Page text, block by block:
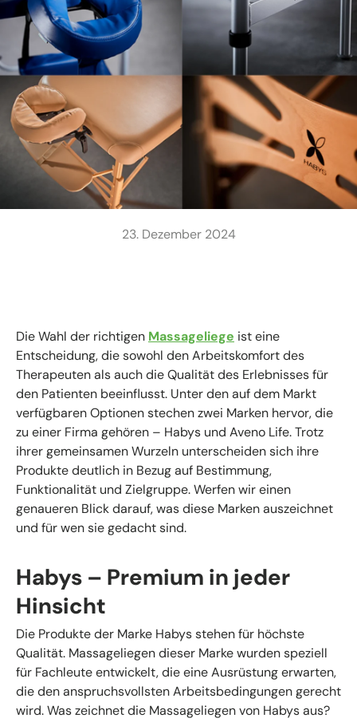
23. Dezember 2024
Die Wahl der richtigen Massageliege ist eine
Entscheidung, die sowohl den Arbeitskomfort des
Therapeuten als auch die Qualität des Erlebnisses für
den Patienten beeinflusst. Unter den auf dem Markt
verfügbaren Optionen stechen zwei Marken hervor, die
zu einer Firma gehören – Habys und Aveno Life. Trotz
ihrer gemeinsamen Wurzeln unterscheiden sich ihre
Produkte deutlich in Bezug auf Bestimmung,
Funktionalität und Zielgruppe. Werfen wir einen
genaueren Blick darauf, was diese Marken auszeichnet
und für wen sie gedacht sind.
Habys – Premium in jeder
Hinsicht
Die Produkte der Marke Habys stehen für höchste
Qualität. Massageliegen dieser Marke wurden speziell
für Fachleute entwickelt, die eine Ausrüstung erwarten,
die den anspruchsvollsten Arbeitsbedingungen gerecht
wird. Was zeichnet die Massageliegen von Habys aus?